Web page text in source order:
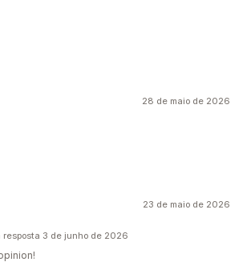
28 de maio de 2026
23 de maio de 2026
resposta 3 de junho de 2026